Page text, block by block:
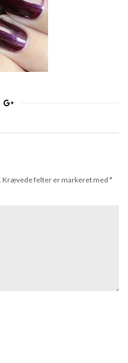
Krævede felter er markeret med *